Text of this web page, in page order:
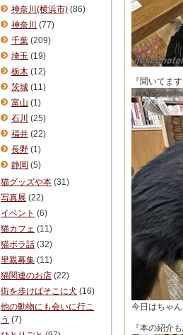
『聞いてます
今日はちゃ
『本の紹介
神奈川(横浜市) (86)
神奈川 (77)
千葉 (209)
埼玉 (19)
栃木 (12)
茨城 (11)
富山 (1)
石川 (25)
福井 (22)
長野 (1)
静岡 (5)
猫グッズや本 (31)
写真展 (22)
イベント (6)
猫カフェ (11)
猫ボラ話 (32)
里親募集 (11)
猫関連のお店 (22)
街を歩けばそこに犬 (16)
他の動物にも会いに行こ
う (7)